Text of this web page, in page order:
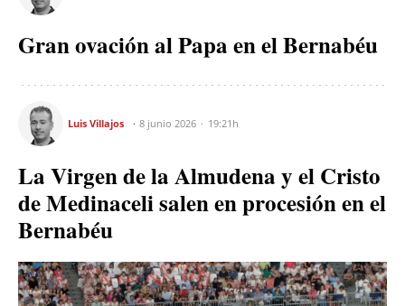
Gran ovación al Papa en el Bernabéu
Luis Villajos 8 junio 2026 19:21h
La Virgen de la Almudena y el Cristo
de Medinaceli salen en procesión en el
Bernabéu